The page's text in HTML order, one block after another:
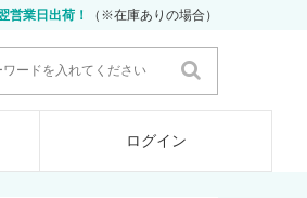
営業日出荷！ （※在庫ありの場合）
ログイン